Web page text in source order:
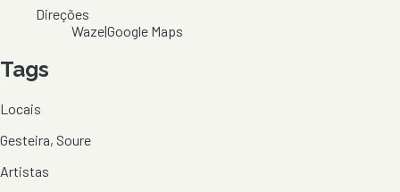
Direções
Waze|Google Maps
Tags
Locais
Gesteira, Soure
Artistas